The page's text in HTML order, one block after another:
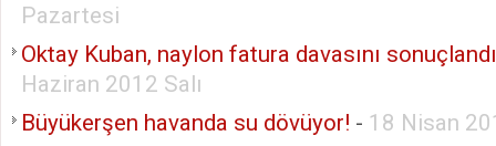
Pazartesi
Oktay Kuban, naylon fatura davasını
Haziran 2012 Salı
Büyükerşen havanda su dövüyor! - 18 Nisan